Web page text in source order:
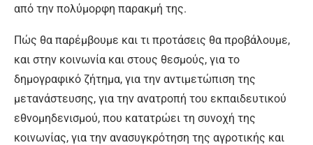
από την πολύμορφη παρακμή της.
Πώς θα παρέμβουμε και τι προτάσεις θα προβάλουμε,
και στην κοινωνία και στους θεσμούς, για το
δημογραφικό ζήτημα, για την αντιμετώπιση της
μετανάστευσης, για την ανατροπή του εκπαιδευτικού
εθνομηδενισμού, που κατατρώει τη συνοχή της
κοινωνίας, για την ανασυγκρότηση της αγροτικής και